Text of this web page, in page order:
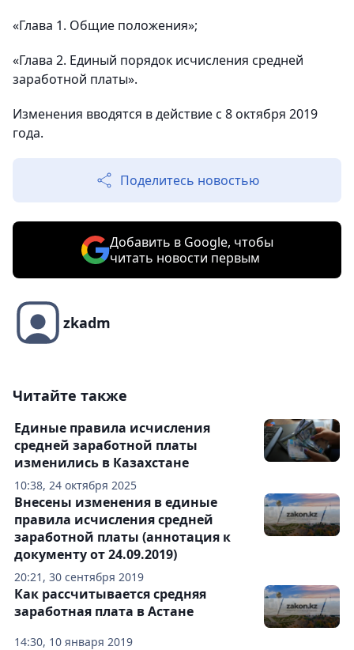
«Глава 1. Общие положения»;
«Глава 2. Единый порядок исчисления средней
заработной платы».
Изменения вводятся в действие с 8 октября 2019
года.
Поделитесь новостью
Добавить в Google, чтобы
читать новости первым
zkadm
Читайте также
10:38, 24 октября 2025
Единые правила исчисления
средней заработной платы
изменились в Казахстане
20:21, 30 сентября 2019
Внесены изменения в единые
правила исчисления средней
заработной платы (аннотация к
документу от 24.09.2019)
14:30, 10 января 2019
Как рассчитывается средняя
заработная плата в Астане